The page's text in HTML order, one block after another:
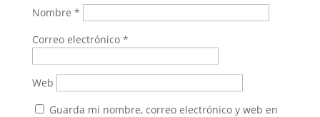
Nombre *
Correo electrónico *
Web
Guarda mi nombre, correo electrónico y web en